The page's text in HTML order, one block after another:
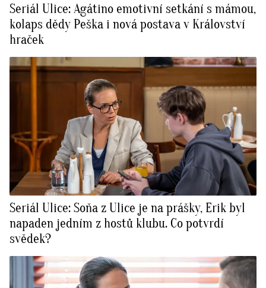
Seriál Ulice: Agátino emotivní setkání s mámou,
kolaps dědy Peška i nová postava v Království
hraček
Seriál Ulice: Soňa z Ulice je na prášky, Erik byl
napaden jedním z hostů klubu. Co potvrdí
svědek?